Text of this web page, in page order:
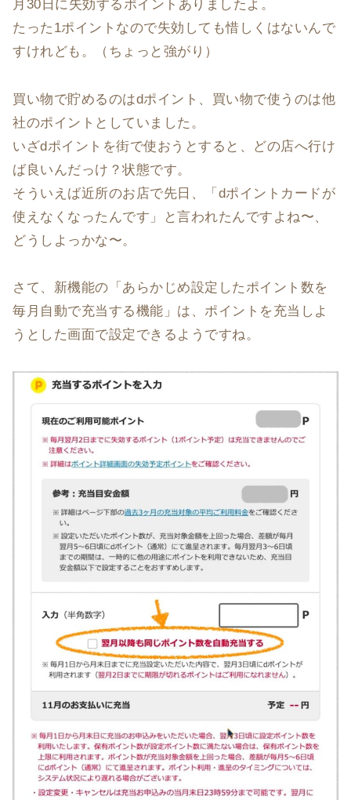
月30日に失効するポイントありましたよ。
たった1ポイントなので失効しても惜しくはないんで
すけれども。（ちょっと強がり）
買い物で貯めるのはdポイント、買い物で使うのは他
社のポイントとしていました。
いざdポイントを街で使おうとすると、どの店へ行け
ば良いんだっけ？状態です。
そういえば近所のお店で先日、「dポイントカードが
使えなくなったんです」と言われたんですよね〜、
どうしよっかな〜。
さて、新機能の「あらかじめ設定したポイント数を
毎月自動で充当する機能」は、ポイントを充当しよ
うとした画面で設定できるようですね。